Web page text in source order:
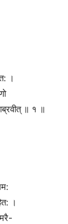
।
॥ १ ॥
।